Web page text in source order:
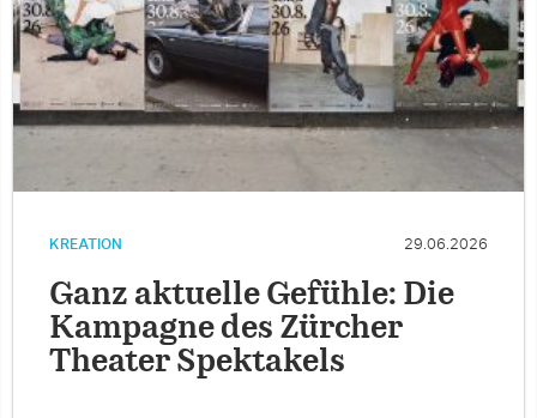
KREATION 29.06.2026
Ganz aktuelle Gefühle: Die
Kampagne des Zürcher
Theater Spektakels